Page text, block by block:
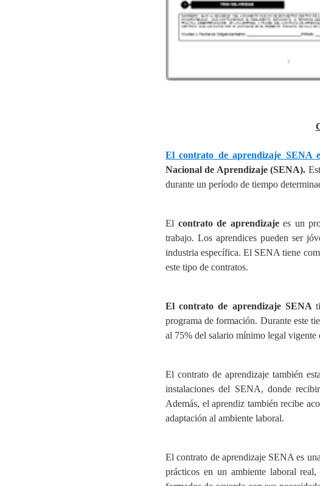
El contrato de aprendizaje SENA
Nacional de Aprendizaje (SENA).
durante un período de tiempo
El contrato de aprendizajees un
trabajo. Los aprendices pueden ser
industria específica. El SENA tiene
este tipo de contratos.
El contrato de aprendizaje SENA
programa de formación. Durante este
al 75% del salario mínimo legal vigente
El contrato de aprendizaje también
instalaciones del SENA, donde
Además, el aprendiz también recibe
adaptación al ambiente laboral.
El contrato de aprendizaje SENA es
prácticos en un ambiente laboral real,